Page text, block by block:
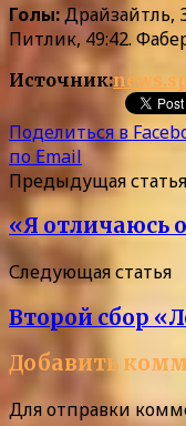
Голы:Драйзайтль,
Питлик, 49:42.
Источник:
Поделиться в
по Email
Предыдущая статья
«Я отличаюсь
Следующая статья
Второй сбор
Добавить
Для отправки